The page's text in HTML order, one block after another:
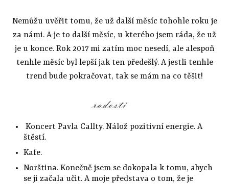
Nemůžu uvěřit tomu, že už další měsíc tohohle roku je
za námi. A je to další měsíc, u kterého jsem ráda, že už
je u konce. Rok 2017 mi zatím moc nesedí, ale alespoň
tenhle měsíc byl lepší jak ten předešlý. A jestli tenhle
trend bude pokračovat, tak se mám na co těšit!
Koncert Pavla Callty. Nálož pozitivní energie. A
štěstí.
Kafe.
Norština. Konečně jsem se dokopala k tomu, abych
se ji začala učit. A moje představa o tom, že je